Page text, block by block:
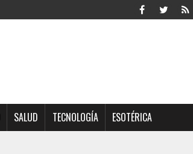
SALUD TECNOLOGÍA ESOTÉRICA